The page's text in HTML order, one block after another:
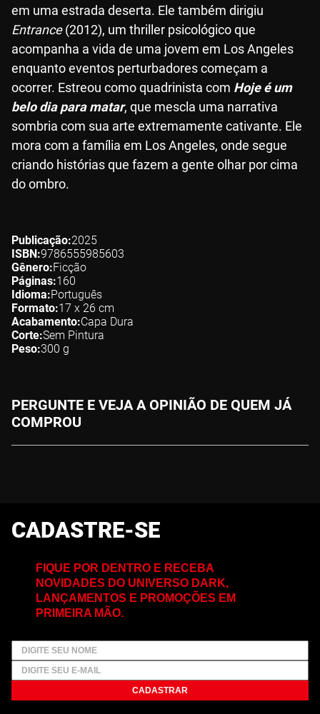
em uma estrada deserta. Ele também dirigiu
Entrance(2012), um thriller psicológico que
acompanha a vida de uma jovem em Los Angeles
enquanto eventos perturbadores começam a
ocorrer. Estreou como quadrinista com Hoje é um
belo dia para matar, que mescla uma narrativa
sombria com sua arte extremamente cativante. Ele
mora com a família em Los Angeles, onde segue
criando histórias que fazem a gente olhar por cima
do ombro.
Publicação 2025
ISBN 9786555985603
Gênero Ficção
Páginas 160
Idioma Português
Formato 17 x 26 cm
Acabamento Capa Dura
Corte Sem Pintura
Peso 300 g
PERGUNTE E VEJA A OPINIÃO DE QUEM JÁ
COMPROU
CADASTRE-SE
FIQUE POR DENTRO E RECEBA
NOVIDADES DO UNIVERSO DARK,
LANÇAMENTOS E PROMOÇÕES EM
PRIMEIRA MÃO.
CADASTRAR